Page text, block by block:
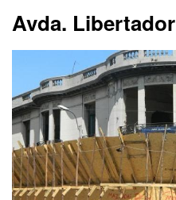
Avda. Libertador